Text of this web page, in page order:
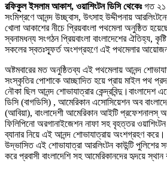
রফিকুল ইসলাম আকাশ, ওয়াশিংটন ডিসি থেকেঃগত ২১
সংমিশ্রণে আনন্দ উচ্ছ্বাস, উৎসাহ উদ্দীপনায়
খোলা আকাশের নীচে প্রিয়বাংলা পথমেলা অনুষ্ঠিত
স্বনামধন্য সংগঠন প্রিয়বাংলা বাংলাদেশের ঐতিহ্য,
সকলের স্বতঃস্ফূর্ত অংশগ্রহণে এই পথমেলার
অষ্টমবারের মত অনুষ্ঠিতব্য এই পথমেলায় আনন্দ
সংস্কৃতির পোশাকে আচ্ছাদিত হয়ে প্রায় মাইল পথ
নৌকা ছিল আনন্দ শোভাযাত্রার কেন্দ্রবিন্দু।বাংলাদেশ
ডিসি (বাগডিসি) , আমেরিকান এসোসিয়েশন অব
(আবিয়া), বাংলাদেশী আমেরিকান আইটি প্রফেশনালস্
ফিলিপিনো অরগানাইজেশন নাফা সহ বৃহত্তর ওয়াশিংটন
ব্যানার নিয়ে এই আনন্দ শোভাযাত্রায় অংশগ্রহণ করে।
উদ্ভাসিত এই শোভাযাত্রা আরলিংটন কাউন্টি পুলিশের
করে প্রবাসী বাংলাদেশি সহ আমেরিকানদের হৃদয়ে